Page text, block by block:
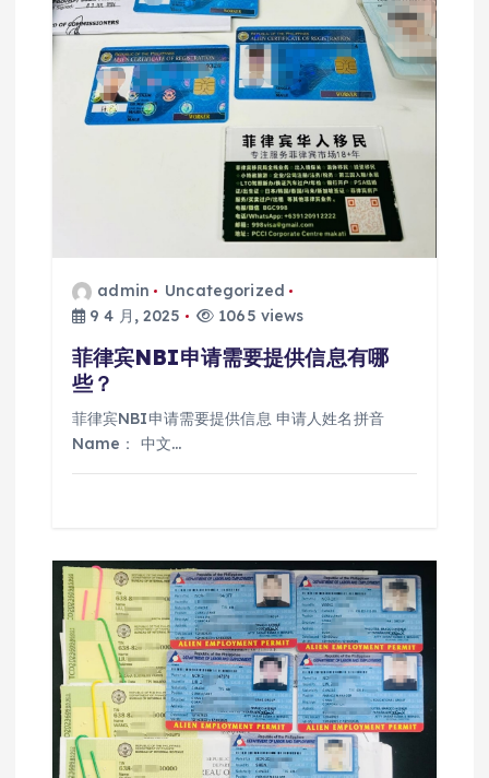
admin
Uncategorized
9 4 月, 2025
1065 views
菲律宾NBI申请需要提供信息有哪
些？
菲律宾NBI申请需要提供信息 申请人姓名拼音
Name： 中文…